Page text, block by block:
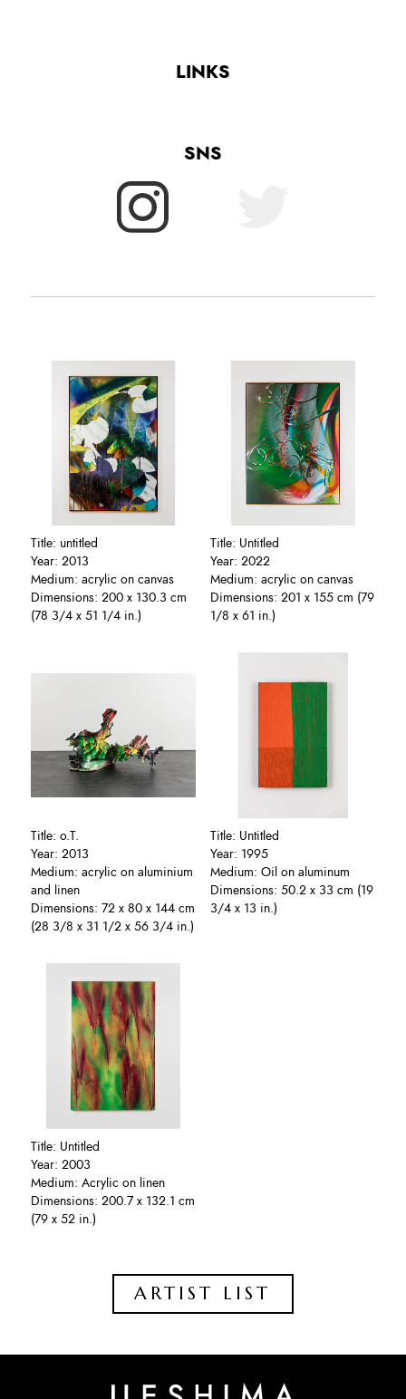
LINKS
SNS
Title: untitled
Year: 2013
Medium: acrylic on canvas
Dimensions: 200 x 130.3 cm
(78 3/4 x 51 1/4 in.)
Title: Untitled
Year: 2022
Medium: acrylic on canvas
Dimensions: 201 x 155 cm (79
1/8 x 61 in.)
Title: o.T.
Year: 2013
Medium: acrylic on aluminium
and linen
Dimensions: 72 x 80 x 144 cm
(28 3/8 x 31 1/2 x 56 3/4 in.)
Title: Untitled
Year: 1995
Medium: Oil on aluminum
Dimensions: 50.2 x 33 cm (19
3/4 x 13 in.)
Title: Untitled
Year: 2003
Medium: Acrylic on linen
Dimensions: 200.7 x 132.1 cm
(79 x 52 in.)
ARTIST LIST